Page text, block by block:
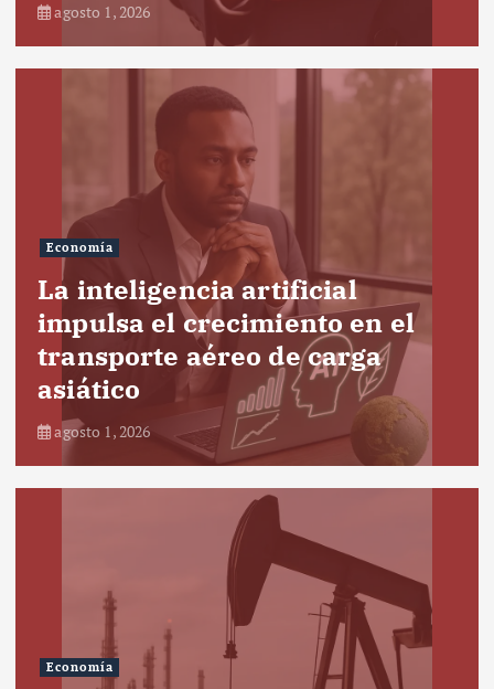
agosto 1, 2026
Economía
La inteligencia artificial
impulsa el crecimiento en el
transporte aéreo de carga
asiático
agosto 1, 2026
Economía